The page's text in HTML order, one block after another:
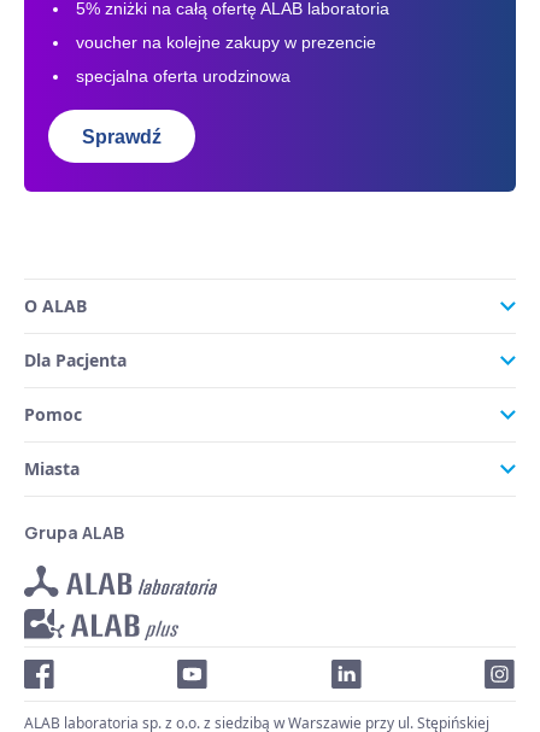
5% zniżki na całą ofertę ALAB laboratoria
voucher na kolejne zakupy w prezencie
specjalna oferta urodzinowa
Sprawdź
O ALAB
Dla Pacjenta
Pomoc
Miasta
Grupa ALAB
ALAB laboratoria sp. z o.o. z siedzibą w Warszawie przy ul. Stępińskiej